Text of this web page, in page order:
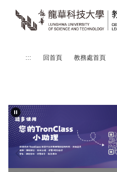
::: 回首頁 教務處首頁